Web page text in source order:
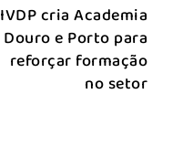
IVDP cria Academia
Douro e Porto para
reforçar formação
no setor